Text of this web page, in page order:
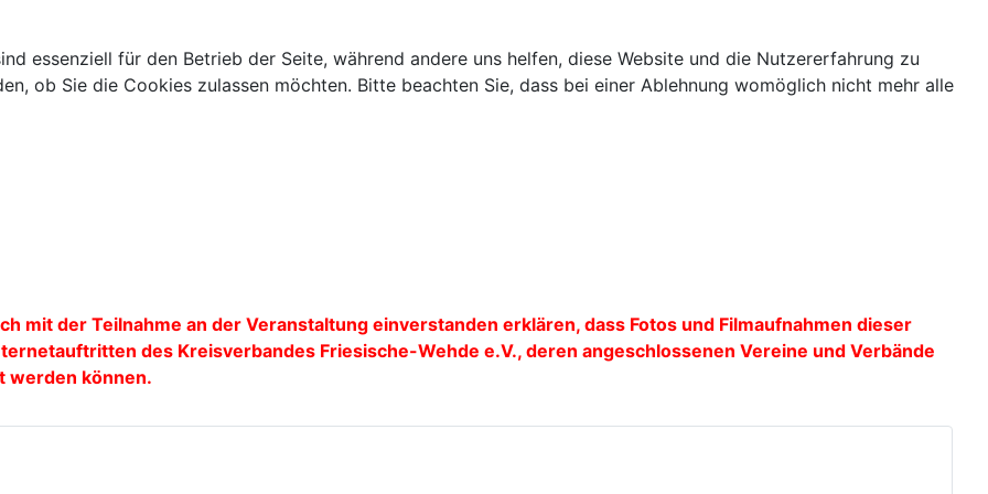
mit der Teilnahme an der Veranstaltung einverstanden erklären, dass Fotos und Filmaufnahmen dieser
des Kreisverbandes Friesische-Wehde e.V., deren angeschlossenen Vereine und Verbände
werden können.
essenziell für den Betrieb der Seite, während andere uns helfen, diese Website und die Nutzererfahrung zu
ob Sie die Cookies zulassen möchten. Bitte beachten Sie, dass bei einer Ablehnung womöglich nicht mehr alle